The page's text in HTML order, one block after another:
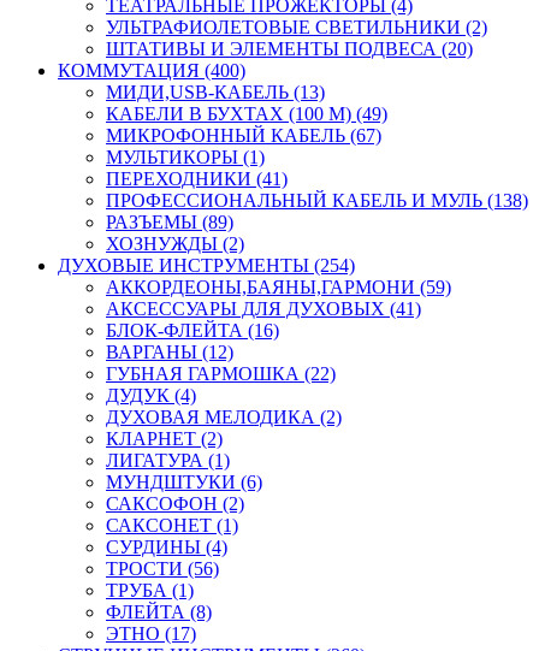
ТЕАТРАЛЬНЫЕ ПРОЖЕКТОРЫ (4)
УЛЬТРАФИОЛЕТОВЫЕ СВЕТИЛЬНИКИ (2)
ШТАТИВЫ И ЭЛЕМЕНТЫ ПОДВЕСА (20)
КОММУТАЦИЯ (400)
МИДИ,USB-КАБЕЛЬ (13)
КАБЕЛИ В БУХТАХ (100 М) (49)
МИКРОФОННЫЙ КАБЕЛЬ (67)
МУЛЬТИКОРЫ (1)
ПЕРЕХОДНИКИ (41)
ПРОФЕССИОНАЛЬНЫЙ КАБЕЛЬ И МУЛЬ (138)
РАЗЪЕМЫ (89)
ХОЗНУЖДЫ (2)
ДУХОВЫЕ ИНСТРУМЕНТЫ (254)
АККОРДЕОНЫ,БАЯНЫ,ГАРМОНИ (59)
АКСЕССУАРЫ ДЛЯ ДУХОВЫХ (41)
БЛОК-ФЛЕЙТА (16)
ВАРГАНЫ (12)
ГУБНАЯ ГАРМОШКА (22)
ДУДУК (4)
ДУХОВАЯ МЕЛОДИКА (2)
КЛАРНЕТ (2)
ЛИГАТУРА (1)
МУНДШТУКИ (6)
САКСОФОН (2)
САКСОНЕТ (1)
СУРДИНЫ (4)
ТРОСТИ (56)
ТРУБА (1)
ФЛЕЙТА (8)
ЭТНО (17)